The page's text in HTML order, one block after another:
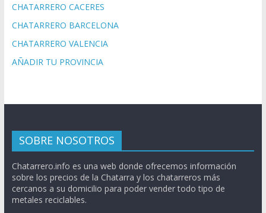
CHATARRERO CACERES
CHATARRERO BARCELONA
CHATARRERO VALENCIA
AÑADIR TU PROVINCIA
SOBRE NOSOTROS
Chatarrero.info es una web donde ofrecemos información
sobre los precios de la Chatarra y los chatarreros más
cercanos a su domicilio para poder vender todo tipo de
metales reciclables.